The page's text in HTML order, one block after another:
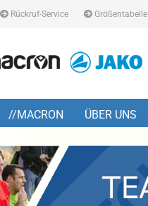
Rückruf-Service Größentabelle
Passwort
//MACRON ÜBER UNS